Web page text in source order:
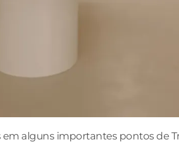
em alguns importantes pontos de